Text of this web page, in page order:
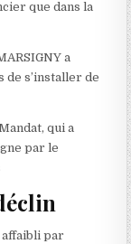
que dans la
a
s’installer de
qui a
par le
par